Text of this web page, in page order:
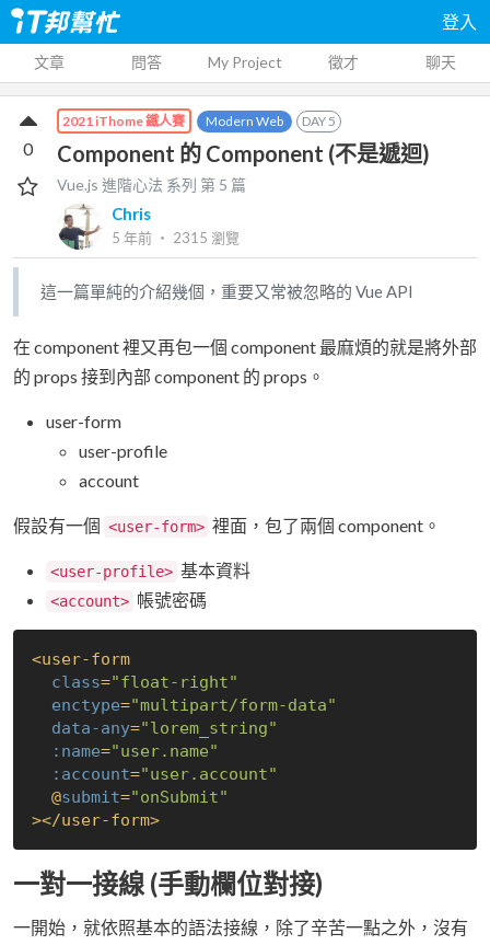
登入
文章 問答 My Project 徵才 聊天
2021 iThome 鐵人賽 Modern Web DAY5
Component 的 Component (不是遞迴)
Vue.js 進階心法 系列 第 5 篇
Chris
5 年前 ‧ 2315 瀏覽
0
這一篇單純的介紹幾個，重要又常被忽略的 Vue API
在 component 裡又再包一個 component 最麻煩的就是將外部
的 props 接到內部 component 的 props。
user-form
user-profile
account
假設有一個 <user-form> 裡面，包了兩個 component。
<user-profile> 基本資料
<account> 帳號密碼
<user-form
class="float-right"
enctype="multipart/form-data"
data-any="lorem_string"
:name="user.name"
:account="user.account"
  @
submit="onSubmit"
></user-form>
一對一接線 (手動欄位對接)
一開始，就依照基本的語法接線，除了辛苦一點之外，沒有